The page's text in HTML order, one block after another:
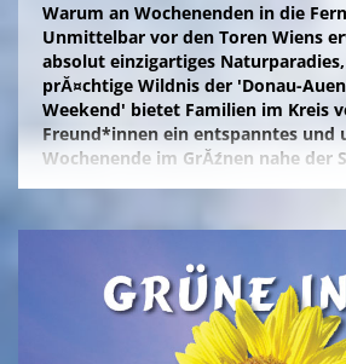
Warum an Wochenenden in die
Unmittelbar vor den Toren Wiens
absolut einzigartiges Naturparadies,
prĂ¤chtige Wildnis der 'Donau-
Weekend' bietet Familien im Kreis
Freund*innen ein entspanntes und
Wochenende im GrĂźnen nahe der
Naturfreunde, die lange Anfahrten
gepflegten Wiese im
Selbstverpflegung, â€Ś inklusive
Support sowie abendlichem
knisternde Lagerfeuer.